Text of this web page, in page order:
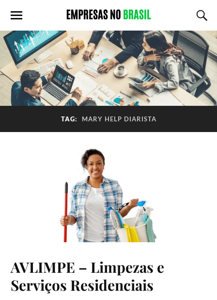
TAG: MARY HELP DIARISTA
AVLIMPE – Limpezas e
Serviços Residenciais